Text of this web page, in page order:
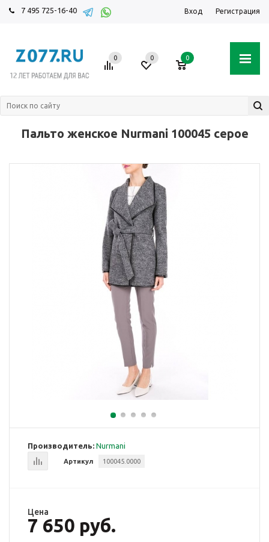
7 495 725-16-40 Вход Регистрация
0 0 0
Пальто женское Nurmani 100045 серое
Производитель: Nurmani
Артикул 100045.0000
Цена
7 650 руб.